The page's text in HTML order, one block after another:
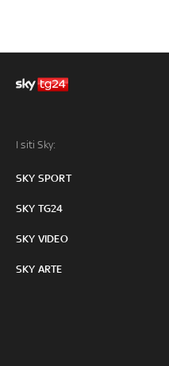
I siti Sky:
SKY SPORT
SKY TG24
SKY VIDEO
SKY ARTE